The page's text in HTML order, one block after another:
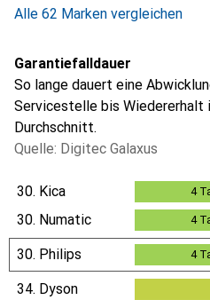
Alle 62 Marken vergleichen
Garantiefalldauer
So lange dauert eine
Servicestelle bis Wiedererhalt
Durchschnitt.
Quelle: Digitec Galaxus
30. Kica 4
30. Numatic 4
30. Philips 4
34. Dyson